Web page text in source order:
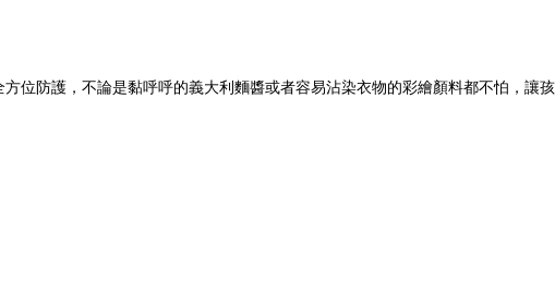
位防護，不論是黏呼呼的義大利麵醬或者容易沾染衣物的彩繪顏料都不怕，讓